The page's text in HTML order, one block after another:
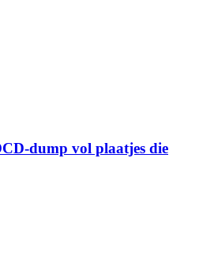
dump vol plaatjes die